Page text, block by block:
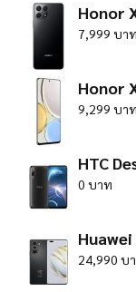
Honor
7,999 บาท
Honor
9,299 บาท
HTC
0 บาท
24,990 บ